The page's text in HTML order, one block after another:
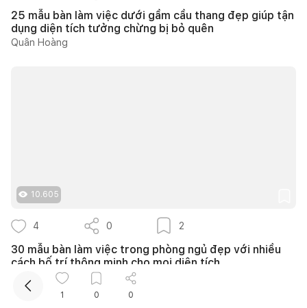
25 mẫu bàn làm việc dưới gầm cầu thang đẹp giúp tận
dụng diện tích tưởng chừng bị bỏ quên
Quân Hoàng
10.605
4 0 2
30 mẫu bàn làm việc trong phòng ngủ đẹp với nhiều
cách bố trí thông minh cho mọi diện tích
Phương Trang
1 0 0